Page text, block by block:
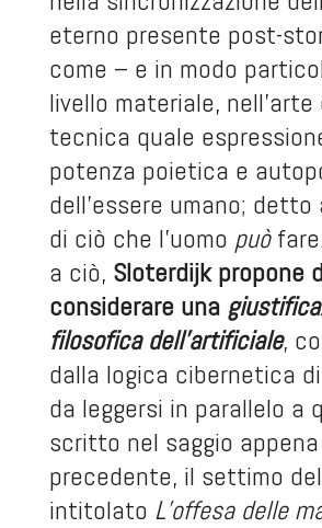
eterno presente post-
come – e in modo
livello materiale, nell’arte
tecnica quale
potenza poietica e
dell’essere umano;
di ciò che l’uomo può
a ciò, Sloterdijk propone
considerare una
filosofica dell’artificiale,
dalla logica cibernetica
da leggersi in parallelo a
scritto nel saggio appena
precedente, il settimo
intitolato L’offesa delle